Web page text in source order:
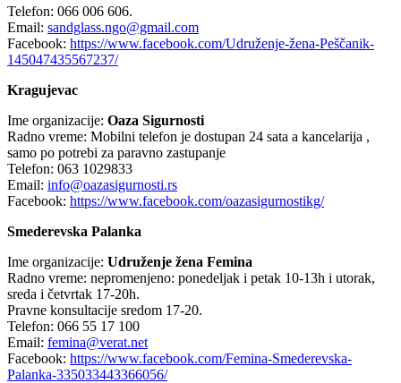
Telefon: 066 006 606.
Email: sandglass.ngo@gmail.com
Facebook: https://www.facebook.com/Udruženje-žena-Peščanik-
145047435567237/
Kragujevac
Ime organizacije: Oaza Sigurnosti
Radno vreme: Mobilni telefon je dostupan 24 sata a kancelarija ,
samo po potrebi za paravno zastupanje
Telefon: 063 1029833
Email: info@oazasigurnosti.rs
Facebook: https://www.facebook.com/oazasigurnostikg/
Smederevska Palanka
Ime organizacije: Udruženje žena Femina
Radno vreme: nepromenjeno: ponedeljak i petak 10-13h i utorak,
sreda i četvrtak 17-20h.
Pravne konsultacije sredom 17-20.
Telefon: 066 55 17 100
Email: femina@verat.net
Facebook: https://www.facebook.com/Femina-Smederevska-
Palanka-335033443366056/